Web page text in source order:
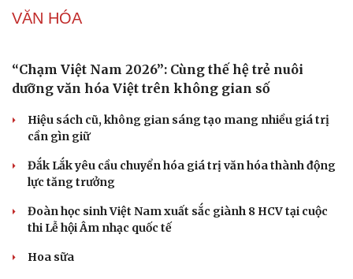
VĂN HÓA
“Chạm Việt Nam 2026”: Cùng thế hệ trẻ nuôi
dưỡng văn hóa Việt trên không gian số
Hiệu sách cũ, không gian sáng tạo mang nhiều giá trị
cần gìn giữ
Đắk Lắk yêu cầu chuyển hóa giá trị văn hóa thành động
lực tăng trưởng
Đoàn học sinh Việt Nam xuất sắc giành 8 HCV tại cuộc
thi Lễ hội Âm nhạc quốc tế
Hoa sữa